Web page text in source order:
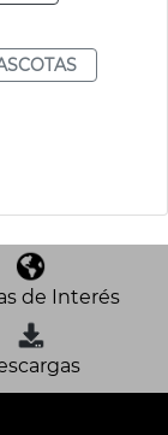
de Interés